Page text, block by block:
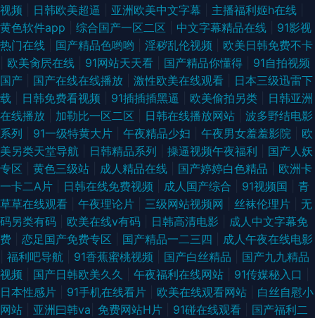
视频
日韩欧美超逼 亚洲欧美中文字幕 主播福利姬h在线
黄色软件app
综合国产一区二区 中文字幕精品在线
91影视
热门在线
国产精品色哟哟 淫秽乱伦视频
欧美日韩免费不卡
欧美肏屄在线 91网站天天看 国产精品你懂得
91自拍视频
国产
国产在线在线播放 激性欧美在线观看
日本三级迅雷下
载
日韩免费看视频 91插插插黑逼 欧美偷拍另类
日韩亚洲
在线播放
加勒比一区二区 日韩在线播放网站
波多野结电影
系列
91一级特黄大片 午夜精品少妇 午夜男女羞羞影院
欧
美另类天堂导航
日韩精品系列 操逼视频午夜福利
国产人妖
专区
黄色三级站 成人精品在线 国产婷婷白色精品
欧洲卡
一卡二A片
日韩在线免费视频 成人国产综合 91视频国
青
草草在线观看
午夜理论片 三级网站视频网 丝袜伦理片
无
码另类有码
欧美在线v有码 日韩高清电影
成人中文字幕免
费
恋足国产免费专区 国产精品一二三四
成人午夜在线电影
福利吧导航 91香蕉蜜桃视频 国产白丝精品
国产九九精品
视频
国产日韩欧美久久 午夜福利在线网站 91传媒秘入口
日本性感片
91手机在线看片 欧美在线观看网站
白丝自慰小
网站
亚洲曰韩va 免费网站H片 91碰在线观看
国产福利二